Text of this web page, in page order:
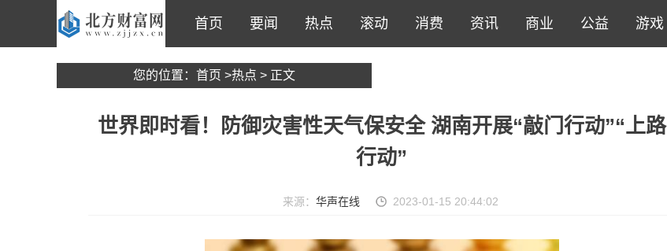
首页 要闻 热点 滚动 消费 资讯 商业 公益 游戏
您的位置： 首页 >热点 > 正文
世界即时看！防御灾害性天气保安全 湖南开展“敲门行动”“上路
行动”
来源： 华声在线 2023-01-15 20:44:02